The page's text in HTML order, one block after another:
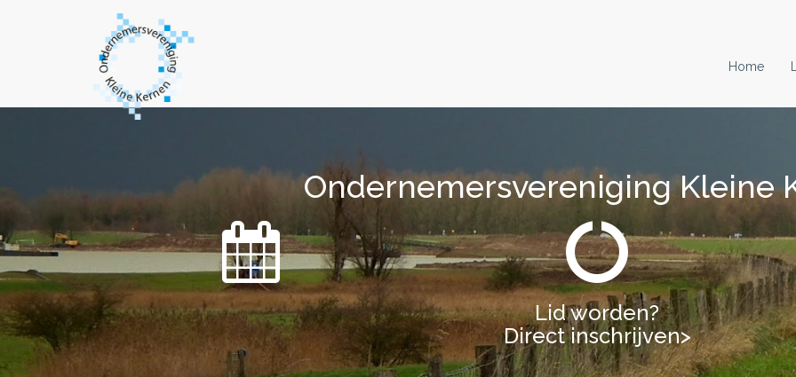
Home
Ondernemersvereniging Kleine
Lid worden?
Direct inschrijven>
Ondernemersvereniging Kleine
Lid worden?
Direct inschrijven>